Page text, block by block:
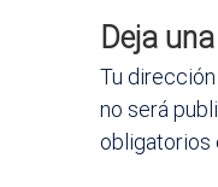
d
a
s
Deja
Tu
no será
obligatorios